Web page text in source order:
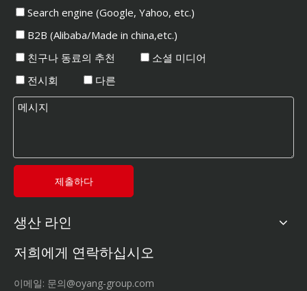
Search engine (Google, Yahoo, etc.)
B2B (Alibaba/Made in china,etc.)
친구나 동료의 추천
소셜 미디어
전시회
다른
제출하다
생산 라인
저희에게 연락하십시오
이메일: 문의@oyang-group.com